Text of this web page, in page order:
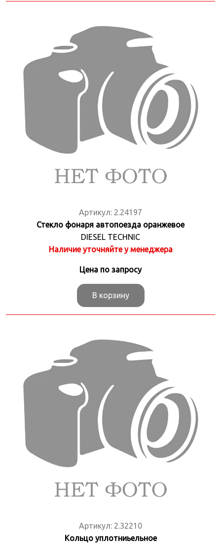
Артикул: 2.24197
Стекло фонаря автопоезда оранжевое
DIESEL TECHNIC
Наличие уточняйте у менеджера
Цена по запросу
В корзину
Артикул: 2.32210
Кольцо уплотниьельное